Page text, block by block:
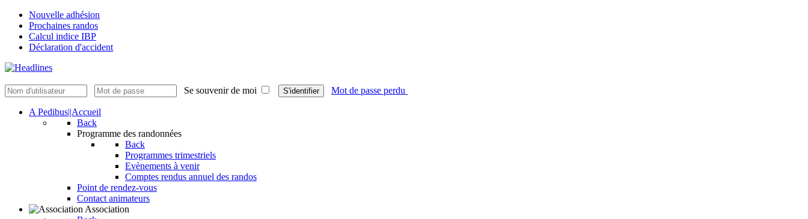
Nouvelle adhésion
Prochaines randos
Calcul indice IBP
Déclaration d'accident
Se souvenir de moi S'identifier Mot de passe perdu
A Pedibus||Accueil
Back
Programme des randonnées
Back
Programmes trimestriels
Evènements à venir
Comptes rendus annuel des randos
Point de rendez-vous
Contact animateurs
Association